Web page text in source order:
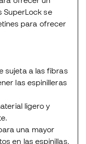
SuperLock se
para ofrecer
sujeta a las fibras
las espinilleras
ligero y
una mayor
en las espinillas.